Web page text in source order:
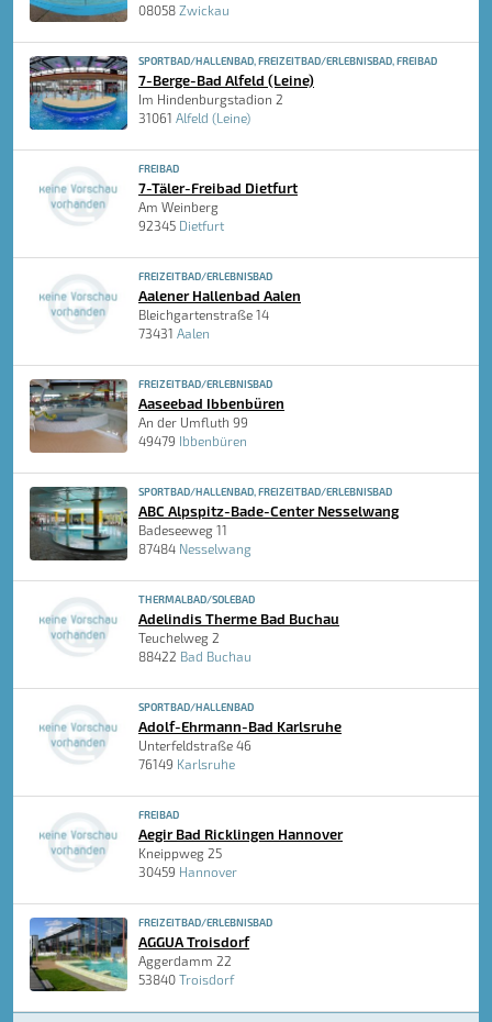
08058 Zwickau
SPORTBAD/HALLENBAD, FREIZEITBAD/ERLEBNISBAD, FREIBAD
7-Berge-Bad Alfeld (Leine)
Im Hindenburgstadion 2
31061 Alfeld (Leine)
FREIBAD
7-Täler-Freibad Dietfurt
Am Weinberg
92345 Dietfurt
FREIZEITBAD/ERLEBNISBAD
Aalener Hallenbad Aalen
Bleichgartenstraße 14
73431 Aalen
FREIZEITBAD/ERLEBNISBAD
Aaseebad Ibbenbüren
An der Umfluth 99
49479 Ibbenbüren
SPORTBAD/HALLENBAD, FREIZEITBAD/ERLEBNISBAD
ABC Alpspitz-Bade-Center Nesselwang
Badeseeweg 11
87484 Nesselwang
THERMALBAD/SOLEBAD
Adelindis Therme Bad Buchau
Teuchelweg 2
88422 Bad Buchau
SPORTBAD/HALLENBAD
Adolf-Ehrmann-Bad Karlsruhe
Unterfeldstraße 46
76149 Karlsruhe
FREIBAD
Aegir Bad Ricklingen Hannover
Kneippweg 25
30459 Hannover
FREIZEITBAD/ERLEBNISBAD
AGGUA Troisdorf
Aggerdamm 22
53840 Troisdorf